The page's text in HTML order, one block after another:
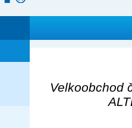
Velkoobchod